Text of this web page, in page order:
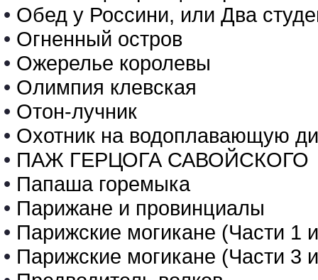
• Обед у Россини, или Два
• Огненный остров
• Ожерелье королевы
• Олимпия клевская
• Отон-лучник
• Охотник на водоплавающую
• ПАЖ ГЕРЦОГА САВОЙСКОГО
• Папаша горемыка
• Парижане и провинциалы
• Парижские могикане (Части 1
• Парижские могикане (Части 3